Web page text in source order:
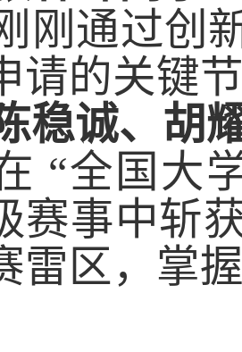
刚通过创
请的关键
稳诚、胡
“全国大
赛事中斩
雷区，掌